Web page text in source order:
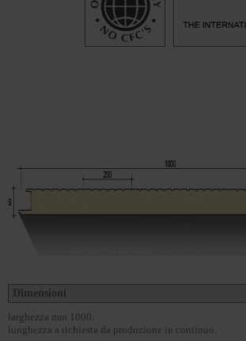
Dimensioni
larghezza mm 1000.
lunghezza a richiesta da produzione in continuo.